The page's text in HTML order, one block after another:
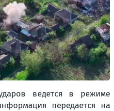
ведется в режиме
передается на